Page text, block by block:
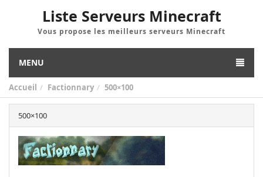
Liste Serveurs Minecraft
Vous propose les meilleurs serveurs Minecraft
MENU
Accueil Factionnary 500×100
500×100